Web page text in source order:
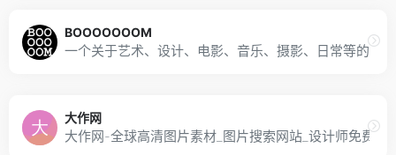
BOOOOOOOM
一个关于艺术、设计、电影、音乐、摄影、日常等的博客
大作网
大作网-全球高清图片素材_图片搜索网站_设计师免费版